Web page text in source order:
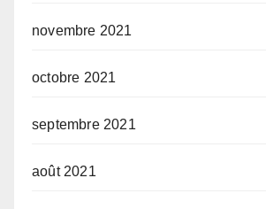
novembre 2021
octobre 2021
septembre 2021
août 2021